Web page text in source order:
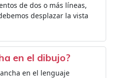
de dos o más líneas,
desplazar la vista
en el dibujo?
en el lenguaje